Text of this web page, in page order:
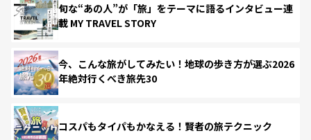
旬な“あの人”が「旅」をテーマに語るインタビュー連
載 MY TRAVEL STORY
今、こんな旅がしてみたい！地球の歩き方が選ぶ2026
年絶対行くべき旅先30
コスパもタイパもかなえる！賢者の旅テクニック